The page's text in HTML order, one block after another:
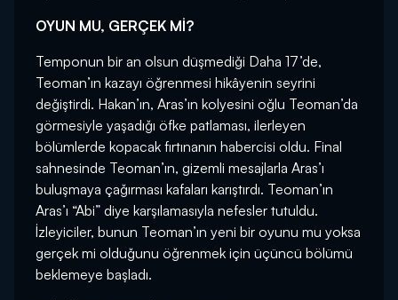
OYUN MU, GERÇEK Mİ?
Temponun bir an olsun düşmediği Daha 17’de,
Teoman’ın kazayı öğrenmesi hikâyenin seyrini
değiştirdi. Hakan’ın, Aras’ın kolyesini oğlu Teoman’da
görmesiyle yaşadığı öfke patlaması, ilerleyen
bölümlerde kopacak fırtınanın habercisi oldu. Final
sahnesinde Teoman’ın, gizemli mesajlarla Aras’ı
buluşmaya çağırması kafaları karıştırdı. Teoman’ın
Aras’ı “Abi” diye karşılamasıyla nefesler tutuldu.
İzleyiciler, bunun Teoman’ın yeni bir oyunu mu yoksa
gerçek mi olduğunu öğrenmek için üçüncü bölümü
beklemeye başladı.